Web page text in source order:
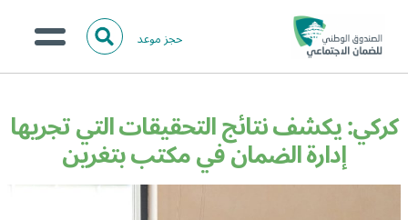
حجز موعد ا
ل
ث
الخدمات الالكترونية
المركز الإعلامي
البحث
كركي: يكشف نتائج التحقيقات التي تجريها
إدارة الضمان في مكتب بتغرين